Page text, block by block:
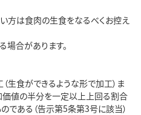
方は食肉の生食をなるべくお控え
合があります。
生食ができるような形で加工）ま
価値の半分を一定以上上回る割合
である（告示第5条第3号に該当）